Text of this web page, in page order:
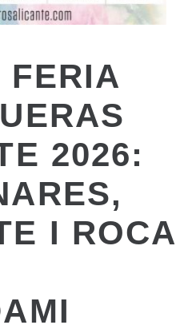
FERIA
2026:
I ROCA